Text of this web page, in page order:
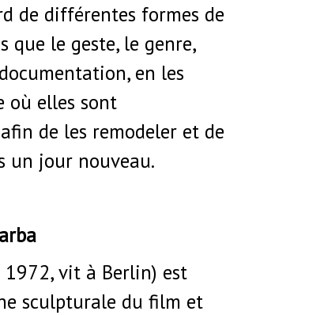
de différentes formes de
que le geste, le genre,
en les
où elles sont
de les remodeler et de
un jour nouveau.
vit à Berlin) est
sculpturale du film et